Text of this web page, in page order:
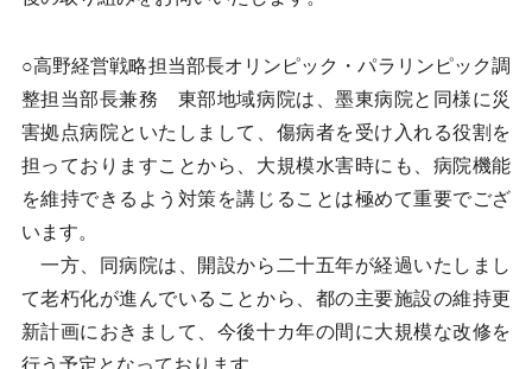
○高野経営戦略担当部長オリンピック・パラリンピック調
整担当部長兼務 東部地域病院は、墨東病院と同様に災
害拠点病院といたしまして、傷病者を受け入れる役割を
担っておりますことから、大規模水害時にも、病院機能
を維持できるよう対策を講じることは極めて重要でござ
います。
一方、同病院は、開設から二十五年が経過いたしまし
て老朽化が進んでいることから、都の主要施設の維持更
新計画におきまして、今後十カ年の間に大規模な改修を
行う予定となっております。